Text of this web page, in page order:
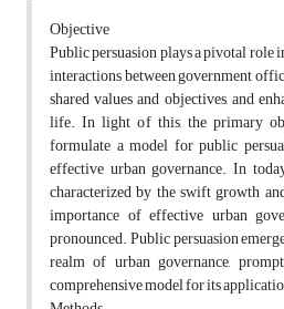
Objective
Public persuasion plays a pivotal role
interactions between government
shared values and objectives, and
life. In light of this, the primary
formulate a model for public
effective urban governance. In
characterized by the swift growth
importance of effective urban
pronounced. Public persuasion
realm of urban governance,
comprehensive model for its